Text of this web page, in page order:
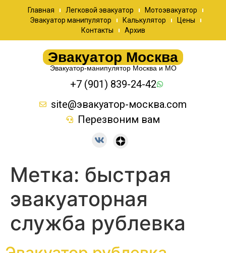
Главная Легковой эвакуатор
Мотоэвакуатор
Эвакуатор манипулятор
Калькулятор
Цены
Контакты
Архив
Эвакуатор Москва
Эвакуатор-манипулятор Москва и МО
+7 (901) 839-24-42
site@эвакуатор-москва.com
Перезвоним вам
Метка: быстрая
эвакуаторная
служба рублевка